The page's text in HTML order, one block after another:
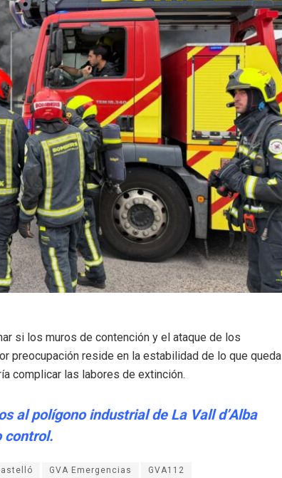
si los muros de contención y el ataque de los
preocupación reside en la estabilidad de lo que queda
complicar las labores de extinción.
al polígono industrial de La Vall d’Alba
control.
GVA Emergencias GVA112